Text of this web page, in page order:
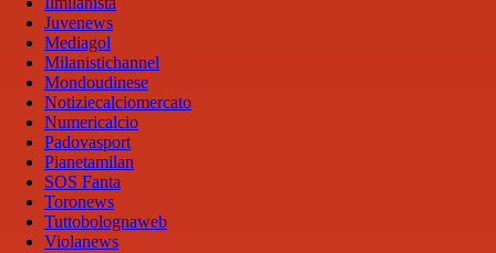
Juvenews
Mediagol
Milanistichannel
Mondoudinese
Notiziecalciomercato
Numericalcio
Padovasport
Pianetamilan
SOS Fanta
Toronews
Tuttobolognaweb
Violanews